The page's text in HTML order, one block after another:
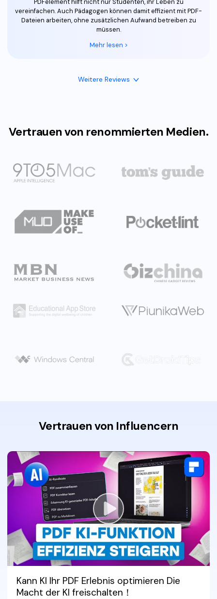
PDFelement hilft nicht nur Studenten, ihr Leben zu
vereinfachen. Auch Pädagogen können damit effizient mit PDF-
Dateien arbeiten, ohne zusätzlichen Aufwand betreiben zu
müssen.
Mehr lesen >
Weitere Reviews
Vertrauen von renommierten Medien.
Vertrauen von Influencern
Kann KI Ihr PDF Erlebnis optimieren Die
Macht der KI freischalten！